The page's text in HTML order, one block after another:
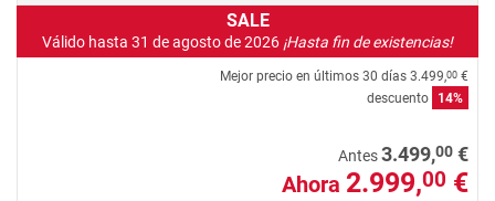
SALE
Válido hasta 31 de agosto de 2026 ¡Hasta fin de existencias!
Mejor precio en últimos 30 días 3.499,00 €
descuento
14%
Antes3.499,00 €
Ahora 2.999,00 €